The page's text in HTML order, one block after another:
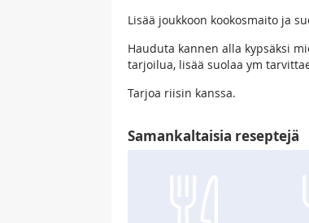
Lisää joukkoon kookosmaito ja
Hauduta kannen alla kypsäksi
tarjoilua, lisää suolaa ym
Tarjoa riisin kanssa.
Samankaltaisia reseptejä